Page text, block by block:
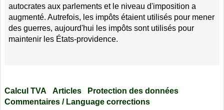
autocrates aux parlements et le niveau d'imposition a
augmenté. Autrefois, les impôts étaient utilisés pour mener
des guerres, aujourd'hui les impôts sont utilisés pour
maintenir les États-providence.
Calcul TVA Articles
Protection des données
Commentaires / Language corrections